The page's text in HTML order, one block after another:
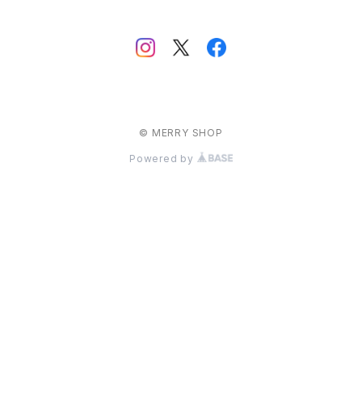
© MERRY SHOP
Powered by